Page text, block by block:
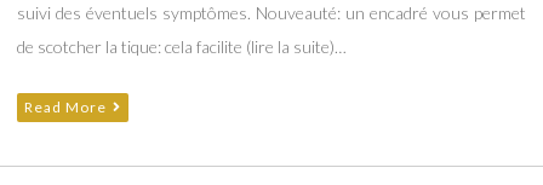
suivi des éventuels symptômes. Nouveauté: un encadré vous permet
de scotcher la tique: cela facilite (lire la suite)…
Read More